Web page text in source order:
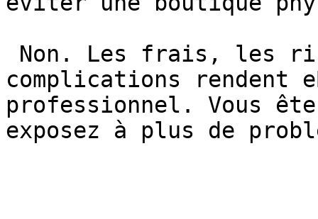
complications rendent
professionnel. Vous
exposez à plus de